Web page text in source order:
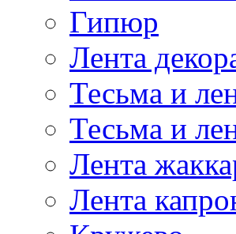
Гипюр
Лента
Тесьма и
Тесьма и
Лента
Лента